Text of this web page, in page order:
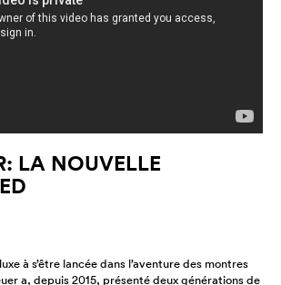
LA NOUVELLE
à s’être lancée dans l’aventure des montres
a, depuis 2015, présenté deux générations de